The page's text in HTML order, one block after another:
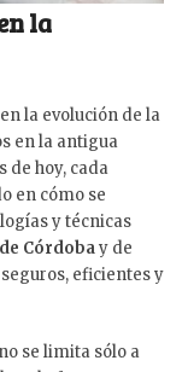
la
la evolución de la
en la antigua
de hoy, cada
en cómo se
y técnicas
Córdobay de
eficientes y
se limita sólo a